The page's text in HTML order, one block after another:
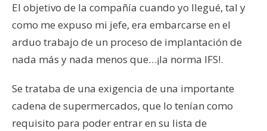
El objetivo de la compañía cuando yo llegué, tal y
como me expuso mi jefe, era embarcarse en el
arduo trabajo de un proceso de implantación de
nada más y nada menos que…¡la norma IFS!.
Se trataba de una exigencia de una importante
cadena de supermercados, que lo tenían como
requisito para poder entrar en su lista de